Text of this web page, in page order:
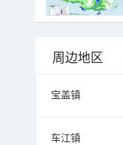
周边地区
宝盖镇
车江镇